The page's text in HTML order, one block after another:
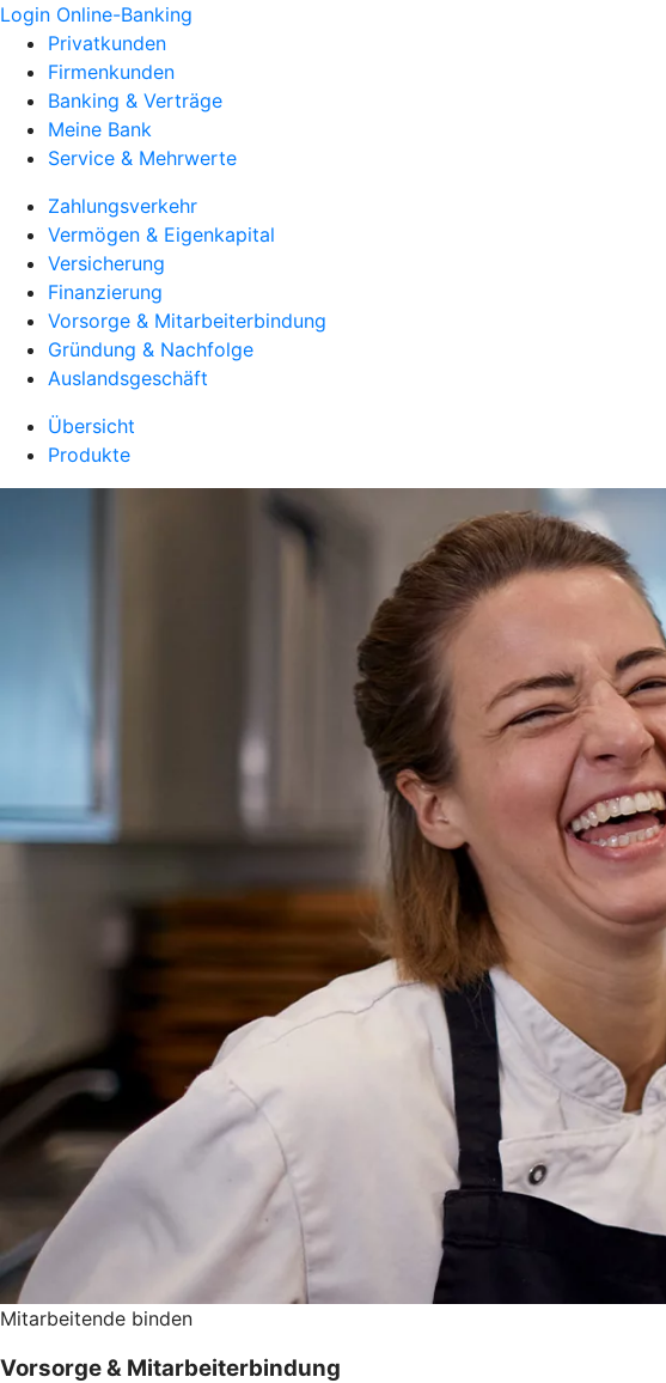
Login Online-Banking
Privatkunden
Firmenkunden
Banking & Verträge
Meine Bank
Service & Mehrwerte
Zahlungsverkehr
Vermögen & Eigenkapital
Versicherung
Finanzierung
Vorsorge & Mitarbeiterbindung
Gründung & Nachfolge
Auslandsgeschäft
Übersicht
Produkte
Mitarbeitende binden
Vorsorge & Mitarbeiterbindung